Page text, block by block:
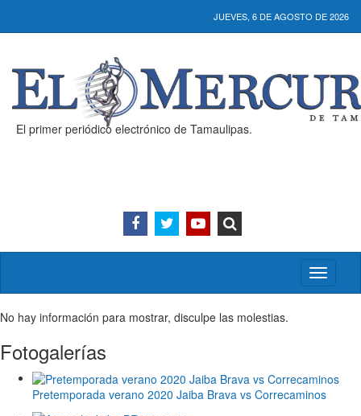
JUEVES, 6 DE AGOSTO DE 2026
El primer periódico electrónico de Tamaulipas.
Activar/
menú
No hay información para mostrar, disculpe las molestias.
Fotogalerías
Pretemporada verano 2020 Jaiba Brava vs Correcaminos